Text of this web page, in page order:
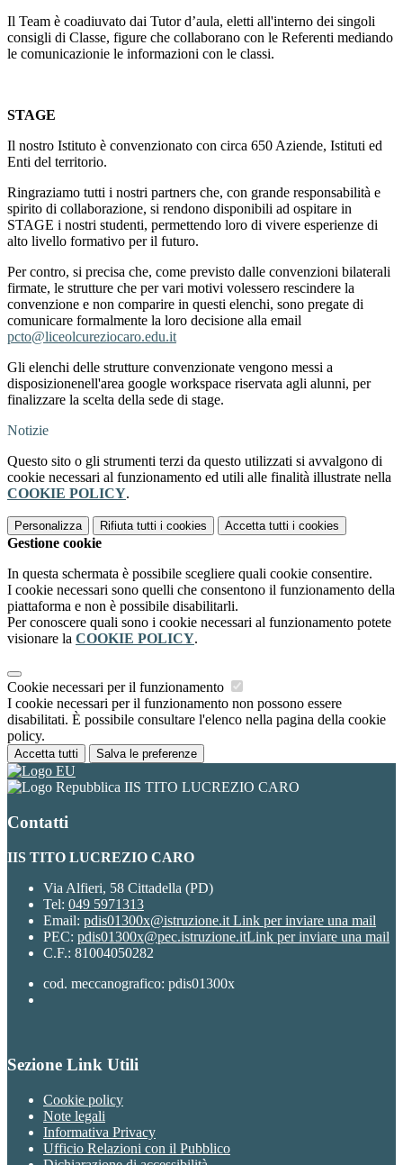
Il Team è coadiuvato dai Tutor d’aula, eletti all'interno dei singoli
consigli di Classe, figure che collaborano con le Referenti mediando
le comunicazionie le informazioni con le classi.
STAGE
Il nostro Istituto è convenzionato con circa 650 Aziende, Istituti ed
Enti del territorio.
Ringraziamo tutti i nostri partners che, con grande responsabilità e
spirito di collaborazione, si rendono disponibili ad ospitare in
STAGE i nostri studenti, permettendo loro di vivere esperienze di
alto livello formativo per il futuro.
Per contro, si precisa che, come previsto dalle convenzioni bilaterali
firmate, le strutture che per vari motivi volessero rescindere la
convenzione e non comparire in questi elenchi, sono pregate di
comunicare formalmente la loro decisione alla email
pcto@liceolcureziocaro.edu.it
Gli elenchi delle strutture convenzionate vengono messi a
disposizionenell'area google workspace riservata agli alunni, per
finalizzare la scelta della sede di stage.
Notizie
Questo sito o gli strumenti terzi da questo utilizzati si avvalgono di
cookie necessari al funzionamento ed utili alle finalità illustrate nella
COOKIE POLICY.
Personalizza Rifiuta tutti i cookies Accetta tutti i cookies
Gestione cookie
In questa schermata è possibile scegliere quali cookie consentire.
I cookie necessari sono quelli che consentono il funzionamento della
piattaforma e non è possibile disabilitarli.
Per conoscere quali sono i cookie necessari al funzionamento potete
visionare la COOKIE POLICY.
Cookie necessari per il funzionamento
I cookie necessari per il funzionamento non possono essere
disabilitati. È possibile consultare l'elenco nella pagina della cookie
policy.
Accetta tutti Salva le preferenze
IIS TITO LUCREZIO CARO
Contatti
IIS TITO LUCREZIO CARO
Via Alfieri, 58 Cittadella (PD)
Tel: 049 5971313
Email: pdis01300x@istruzione.it Link per inviare una mail
PEC: pdis01300x@pec.istruzione.itLink per inviare una mail
C.F.: 81004050282
cod. meccanografico: pdis01300x
Sezione Link Utili
Cookie policy
Note legali
Informativa Privacy
Ufficio Relazioni con il Pubblico